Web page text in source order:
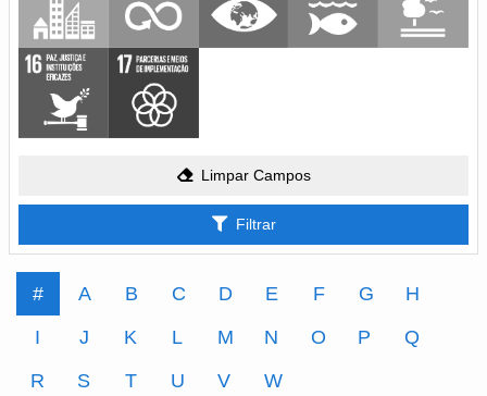
Limpar Campos
Filtrar
# A B C D E F G
H
I
J K L M N O P
Q
R
S T U V W